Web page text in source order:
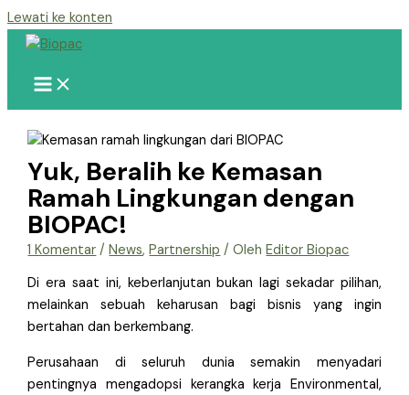
Lewati ke konten
Yuk, Beralih ke Kemasan
Ramah Lingkungan dengan
BIOPAC!
1 Komentar /News,Partnership / OlehEditor Biopac
Di era saat ini, keberlanjutan bukan lagi sekadar pilihan,
melainkan sebuah keharusan bagi bisnis yang ingin
bertahan dan berkembang.
Perusahaan di seluruh dunia semakin menyadari
pentingnya mengadopsi kerangka kerja Environmental,